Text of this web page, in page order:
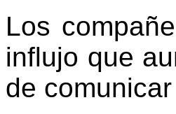
Los
influjo que
de